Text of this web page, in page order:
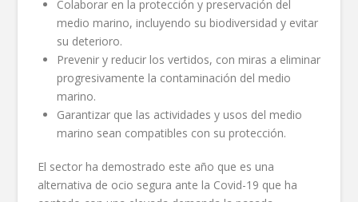
Colaborar en la protección y preservación del
medio marino, incluyendo su biodiversidad y evitar
su deterioro.
Prevenir y reducir los vertidos, con miras a eliminar
progresivamente la contaminación del medio
marino.
Garantizar que las actividades y usos del medio
marino sean compatibles con su protección.
El sector ha demostrado este año que es una
alternativa de ocio segura ante la Covid-19 que ha